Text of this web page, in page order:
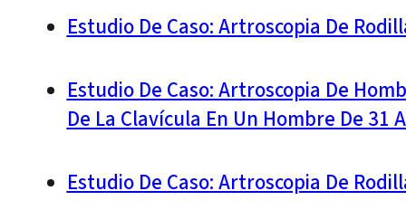
Estudio De Caso: Artroscopia De
Estudio De Caso: Artroscopia De
De La Clavícula En Un Hombre De 31
Estudio De Caso: Artroscopia De